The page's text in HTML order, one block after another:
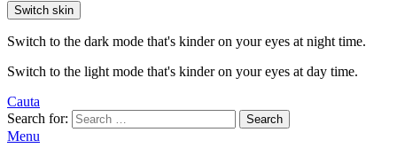
Switch skin
Switch to the dark mode that's kinder on your eyes at night time.
Switch to the light mode that's kinder on your eyes at day time.
Cauta
Search for:
Search
Menu